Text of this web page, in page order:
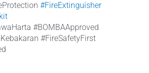
#FireExtinguisher
#BOMBAApproved
#FireSafetyFirst